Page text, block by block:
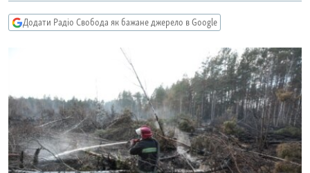
СПОРТ
ТИ ЯК?
ФОТО
СПЕЦПРОЄКТИ
ПОДКАСТИ
Додати Радіо Свобода як бажане джерело в Google